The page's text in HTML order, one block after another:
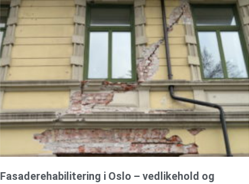
Fasaderehabilitering i Oslo – vedlikehold og